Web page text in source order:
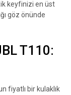
keyfinizi en üst
göz önünde
T110:
fiyatlı bir kulaklık